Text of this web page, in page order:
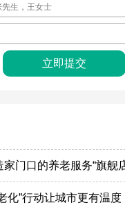
家门口的养老服务“旗舰
化”行动让城市更有温度